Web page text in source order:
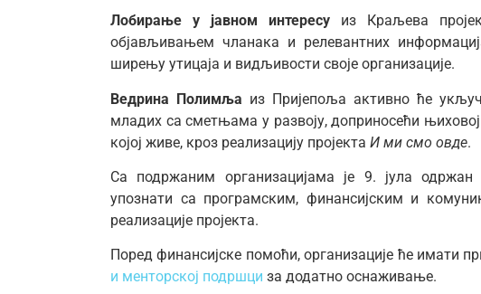
Лобирање у јавном интересу из Краљева
објављивањем чланака и релевантних
ширењу утицаја и видљивости своје организације.
Ведрина Полимља из Пријепоља активно ће
младих са сметњама у развоју, доприносећи њиховој
којој живе, кроз реализацију пројекта И ми смо овде.
Са подржаним организацијама је 9. јула
упознати са програмским, финансијским и
реализације пројекта.
Поред финансијске помоћи, организације ће имати
и менторској подршци за додатно оснаживање.